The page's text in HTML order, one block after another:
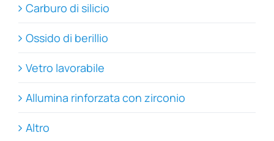
Carburo di silicio
Ossido di berillio
Vetro lavorabile
Allumina rinforzata con zirconio
Altro